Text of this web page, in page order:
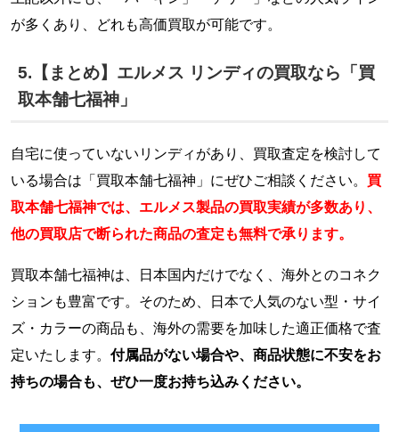
が多くあり、どれも高価買取が可能です。
5.【まとめ】エルメス リンディの買取なら「買
取本舗七福神」
自宅に使っていないリンディがあり、買取査定を検討して
いる場合は「買取本舗七福神」にぜひご相談ください。 買
取本舗七福神では、エルメス製品の買取実績が多数あり、
他の買取店で断られた商品の査定も無料で承ります。
買取本舗七福神は、日本国内だけでなく、海外とのコネク
ションも豊富です。そのため、日本で人気のない型・サイ
ズ・カラーの商品も、海外の需要を加味した適正価格で査
定いたします。 付属品がない場合や、商品状態に不安をお
持ちの場合も、ぜひ一度お持ち込みください。